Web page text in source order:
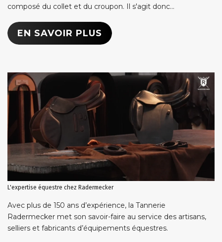
composé du collet et du croupon. Il s'agit donc...
EN SAVOIR PLUS
L'expertise équestre chez Radermecker
Avec plus de 150 ans d’expérience, la Tannerie
Radermecker met son savoir-faire au service des artisans,
selliers et fabricants d’équipements équestres.